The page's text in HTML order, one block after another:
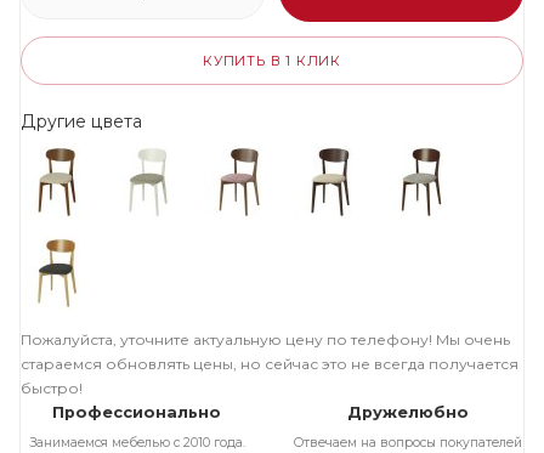
КУПИТЬ В 1 КЛИК
Другие цвета
Пожалуйста, уточните актуальную цену по телефону! Мы очень
стараемся обновлять цены, но сейчас это не всегда получается
быстро!
Профессионально
Занимаемся мебелью с 2010 года.
Дружелюбно
Отвечаем на вопросы покупателей